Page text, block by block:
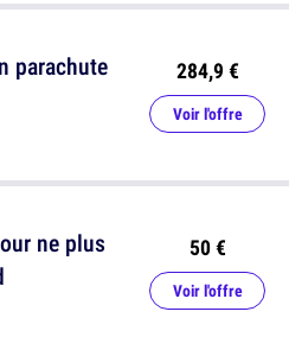
parachute
284,9 €
Voir l'offre
ne plus
50 €
Voir l'offre